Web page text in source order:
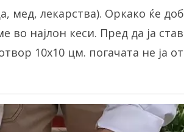
мед, лекарства). Оркако ќе
во најлон кеси. Пред да ја
10х10 цм. погачата не ја